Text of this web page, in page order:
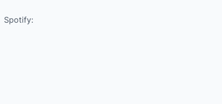
Spotify: